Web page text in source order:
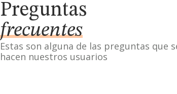
Preguntas
frecuentes
Estas son alguna de las preguntas que
hacen nuestros usuarios